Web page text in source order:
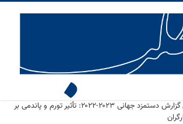
گزارش دستمزد جهانی ۲۰۲۳-۲۰۲۲: تأثیر تورم و پاندمی بر